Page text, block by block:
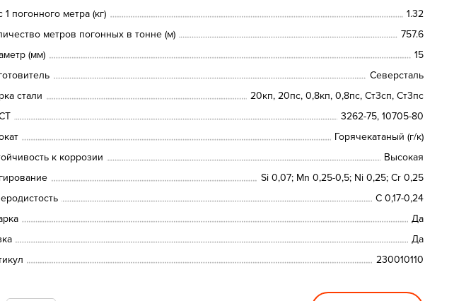
1 погонного метра (кг)
1.32
метров погонных в тонне (м)
757.6
(мм)
15
Северсталь
стали
20кп, 20пс, 0,8кп, 0,8пс, Ст3сп, Ст3пс
3262-75, 10705-80
Горячекатаный (г/к)
к коррозии
Высокая
Si 0,07; Mn 0,25-0,5; Ni 0,25; Сr 0,25
C 0,17-0,24
Да
Да
230010110